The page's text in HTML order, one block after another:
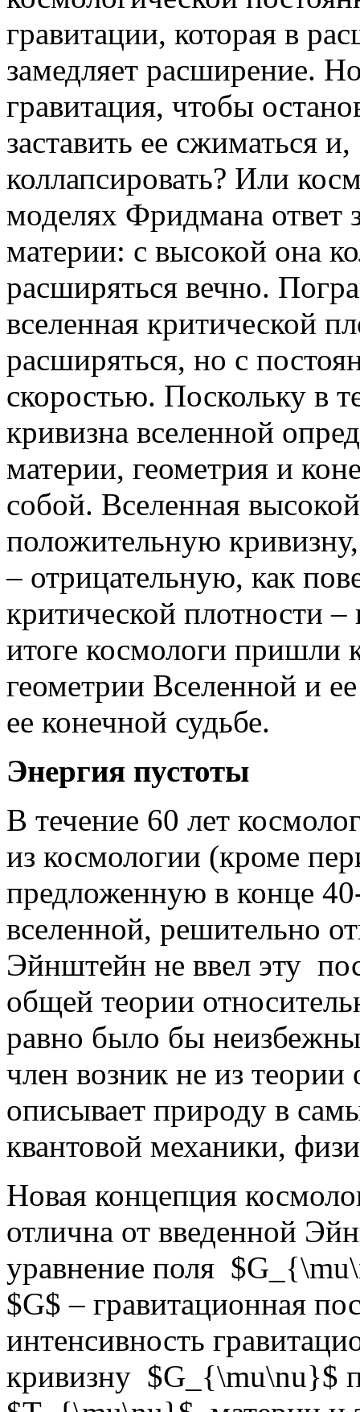
гравитации, которая в
замедляет расширение.
гравитация, чтобы
заставить ее сжиматься
коллапсировать? Или
моделях Фридмана ответ
материи: с высокой она
расширяться вечно.
вселенная критической
расширяться, но с
скоростью. Поскольку в
кривизна вселенной
материи, геометрия и
собой. Вселенная
положительную
– отрицательную, как
критической плотности
итоге космологи пришли
геометрии Вселенной и
ее конечной судьбе.
Энергия пустоты
В течение 60 лет
из космологии (кроме
предложенную в конце
вселенной, решительно
Эйнштейн не ввел эту
общей теории
равно было бы
член возник не из теории
описывает природу в
квантовой механики,
Новая концепция
отлична от введенной
уравнение поля
$G$ – гравитационная
интенсивность
кривизну $G_{\mu\nu}$